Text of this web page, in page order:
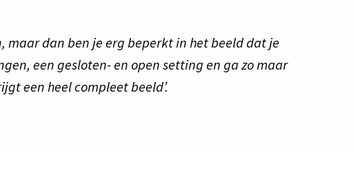
maar dan ben je erg beperkt in het beeld dat je
een gesloten- en open setting en ga zo maar
een heel compleet beeld’.